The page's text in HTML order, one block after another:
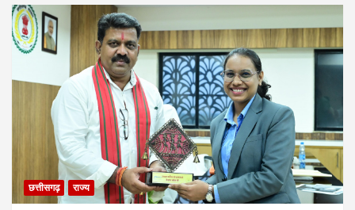
छत्तीसगढ़ राज्य